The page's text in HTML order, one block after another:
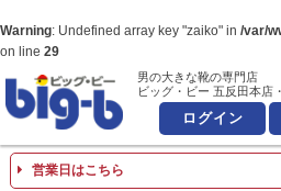
Warning: Undefined array key "zaiko" in /var/
on line 29
男の
男の大きな靴の専門店
ビッグ・ビー 五反田本店
ログイン
営業日はこちら